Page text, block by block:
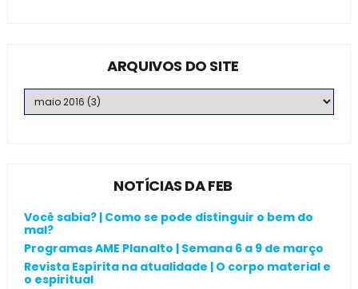
ARQUIVOS DO SITE
NOTÍCIAS DA FEB
Você sabia? | Como se pode distinguir o bem do
mal?
Programas AME Planalto | Semana 6 a 9 de março
Revista Espírita na atualidade | O corpo material e
o espiritual